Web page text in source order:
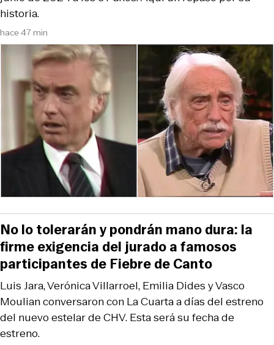
hace 47 min
historia.
Luis Jara, Verónica Villarroel, Emilia Dides y Vasco
Moulian conversaron con La Cuarta a días del estreno
del nuevo estelar de CHV. Esta será su fecha de
estreno.
No lo tolerarán y pondrán mano dura: la
firme exigencia del jurado a famosos
participantes de Fiebre de Canto